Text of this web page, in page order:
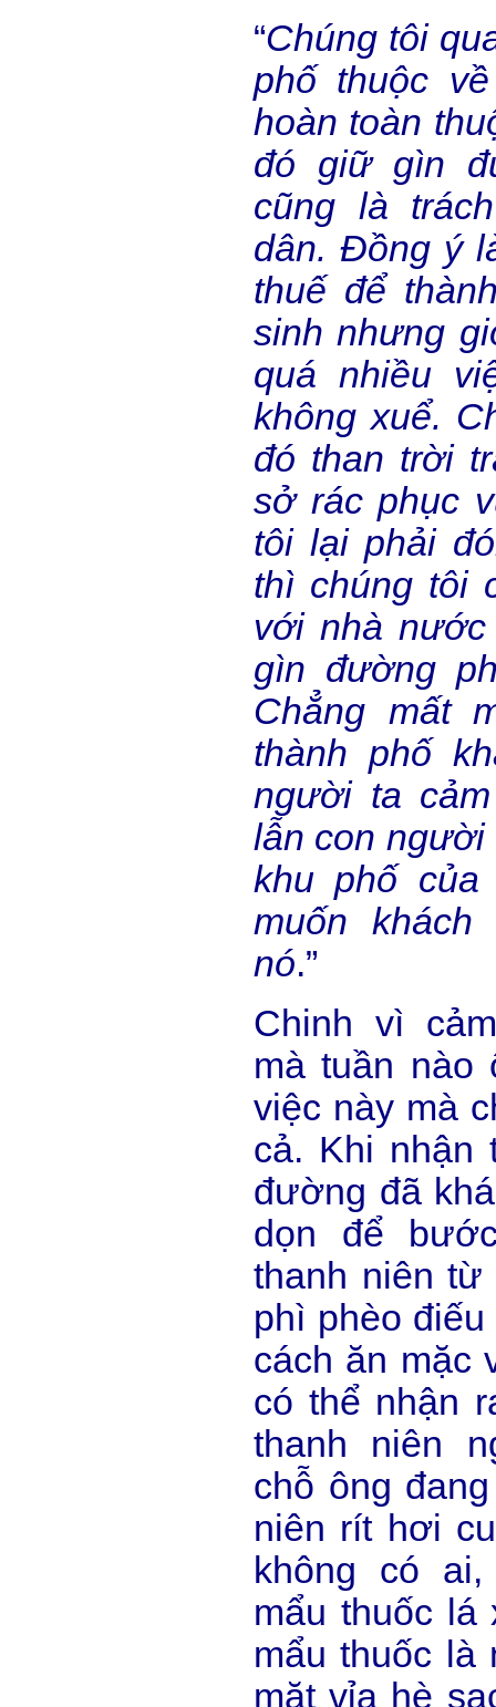
“Chúng tôi
phố thuộc
hoàn toàn
đó giữ gìn
cũng là
dân. Đồng ý
thuế để
sinh nhưng
quá nhiều
không xuể.
đó than trời
sở rác phục
tôi lại phải
thì chúng tôi
với nhà
gìn đường
Chẳng mất
thành phố
người ta
lẫn con người
khu phố của
muốn
nó.”
Chinh vì
mà tuần nào
việc này mà
cả. Khi nhận
đường đã
dọn để
thanh niên
phì phèo
cách ăn mặc
có thể nhận
thanh niên
chỗ ông
niên rít hơi
không có
mẩu thuốc lá
mẩu thuốc là
mặt vỉa hè